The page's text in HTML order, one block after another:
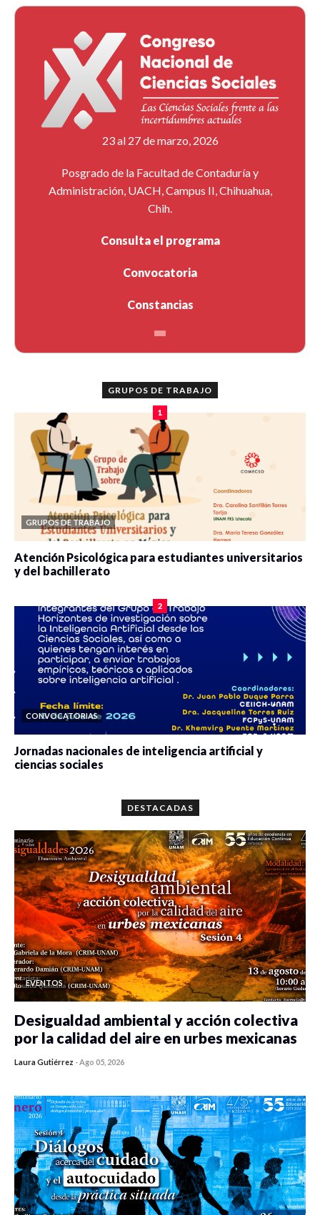
23 al 27 de marzo, 2026
Posgrado de la Facultad de Contaduría y
Administración, UACH, Campus II, Chihuahua,
Chih.
Consulta el programa
Convocatoria
Constancias
GRUPOS DE TRABAJO
1
GRUPOS DE TRABAJO
Atención Psicológica para estudiantes universitarios
y del bachillerato
2
CONVOCATORIAS
Jornadas nacionales de inteligencia artificial y
ciencias sociales
DESTACADAS
EVENTOS
Desigualdad ambiental y acción colectiva
por la calidad del aire en urbes mexicanas
Laura Gutiérrez -Ago 05, 2026